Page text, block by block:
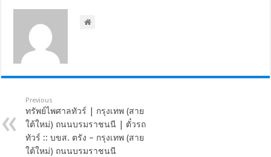
Previous
ทรัพย์ไพศาลทัวร์ | กรุงเทพ (สาย
ใต้ใหม่) ถนนบรมราชนนี | ตั๋วรถ
ทัวร์ :: บขส. ตรัง – กรุงเทพ (สาย
ใต้ใหม่) ถนนบรมราชนนี